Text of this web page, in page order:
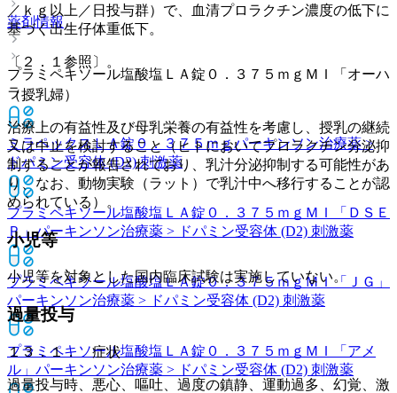
薬剤情報
プラミペキソール塩酸塩ＬＡ錠０．３７５ｍｇＭＩ「オーハ
ラ」
ミラペックスＬＡ錠０．３７５ｍｇパーキンソン治療薬 >
ドパミン受容体 (D2) 刺激薬
プラミペキソール塩酸塩ＬＡ錠０．３７５ｍｇＭＩ「ＤＳＥ
Ｐ」パーキンソン治療薬 > ドパミン受容体 (D2) 刺激薬
プラミペキソール塩酸塩ＬＡ錠０．３７５ｍｇＭＩ「ＪＧ」
パーキンソン治療薬 > ドパミン受容体 (D2) 刺激薬
プラミペキソール塩酸塩ＬＡ錠０．３７５ｍｇＭＩ「アメ
ル」 パーキンソン治療薬 > ドパミン受容体 (D2) 刺激薬
／ｋｇ以上／日投与群）で、血清プロラクチン濃度の低下に
基づく出生仔体重低下。
〔２．１参照〕。
（授乳婦）
治療上の有益性及び母乳栄養の有益性を考慮し、授乳の継続
又は中止を検討すること（ヒトにおいてプロラクチン分泌抑
制することが報告されており、乳汁分泌抑制する可能性があ
り、なお、動物実験（ラット）で乳汁中へ移行することが認
められている）。
小児等
小児等を対象とした国内臨床試験は実施していない。
過量投与
１３．１． 症状
過量投与時、悪心、嘔吐、過度の鎮静、運動過多、幻覚、激